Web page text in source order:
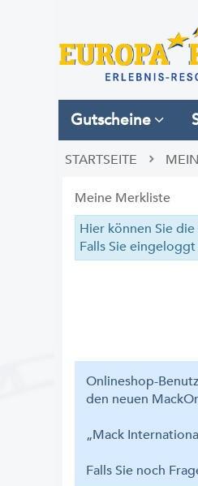
Gutscheine
STARTSEITE
Meine Merkliste
Hier können Sie
Falls Sie
Onlineshop-
den neuen
„Mack
Falls Sie noch